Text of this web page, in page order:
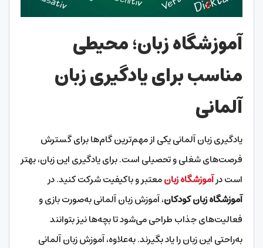
آموزشگاه زبان؛ محیطی
مناسب برای یادگیری زبان
آلمانی
یادگیری زبان آلمانی یکی از مهم‌ترین گام‌ها برای گسترش
فرصت‌های شغلی و تحصیلی است. برای یادگیری این زبان، بهتر
است درآموزشگاه زبانمعتبر و باکیفیت شرکت کنید. در
آموزشگاه زبان کودکان، آموزش زبان آلمانی به‌صورت بازی و
فعالیت‌های جذاب طراحی می‌شود تا بچه‌ها نیز بتوانند
به‌راحتی این زبان را یاد بگیرند. به‌علاوه، آموزش زبان آلمانی